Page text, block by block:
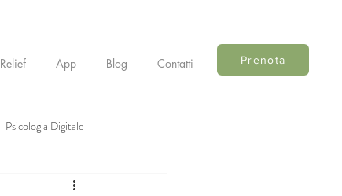
Relief App Blog Contatti Prenota
Psicologia Digitale